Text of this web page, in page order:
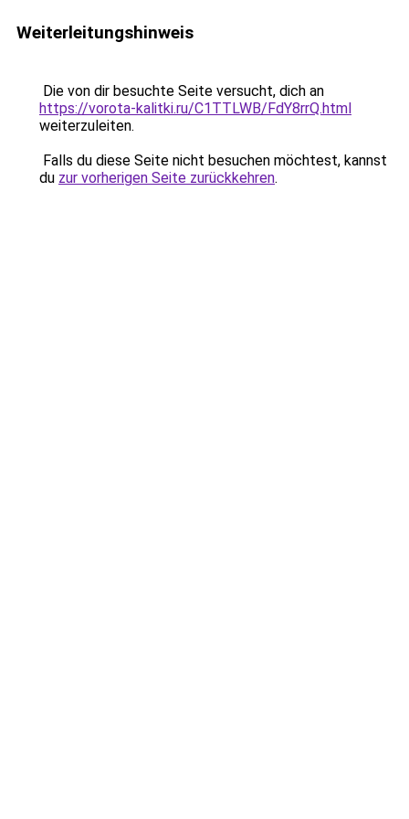
Weiterleitungshinweis
Die von dir besuchte Seite versucht, dich an
https://vorota-kalitki.ru/C1TTLWB/FdY8rrQ.html
weiterzuleiten.
Falls du diese Seite nicht besuchen möchtest, kannst
du zur vorherigen Seite zurückkehren.